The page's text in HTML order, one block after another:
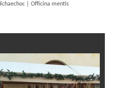
| Officina mentis